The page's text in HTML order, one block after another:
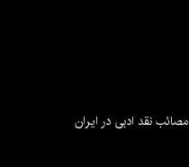
مصائب نقد ادبی در ایران